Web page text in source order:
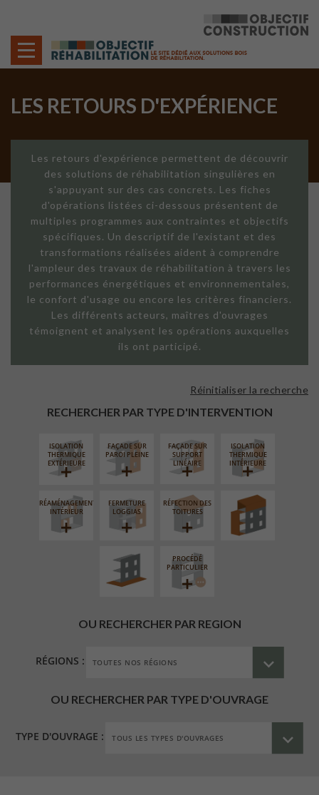
LES RETOURS D'EXPÉRIENCE
Les retours d'expérience permettent de découvrir
des solutions de réhabilitation singulières en
s'appuyant sur des cas concrets. Les fiches
d'opérations listées ci-dessous présentent de
multiples programmes aux contraintes et objectifs
spécifiques. Un descriptif de l'existant et des
transformations réalisées aident à comprendre
l'ampleur des travaux de réhabilitation à travers les
performances énergétiques et environnementales,
le confort d'usage ou encore les critères financiers.
Les différents acteurs, maîtres d'ouvrages
témoignent et analysent les opérations auxquelles
ils ont participé.
RECHERCHER PAR TYPE D'INTERVENTION
Réinitialiser la recherche
ISOLATION
THERMIQUE
EXTÉRIEURE
FAÇADE SUR
PAROI PLEINE
FAÇADE SUR
SUPPORT
LINÉAIRE
ISOLATION
THERMIQUE
INTÉRIEURE
RÉAMÉNAGEMENT
INTÉRIEUR
FERMETURE
LOGGIAS
RÉFECTION DES
TOITURES
SURÉLÉVATION
EXTENSION
AMÉNAGEMENT
EXTÉRIEUR
PROCÉDÉ
PARTICULIER
OU RECHERCHER PAR REGION
RÉGIONS :
OU RECHERCHER PAR TYPE D'OUVRAGE
TYPE D'OUVRAGE :